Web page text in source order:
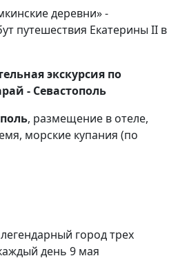
деревни» -
путешествия Екатерины II в
экскурсия по
- Севастополь
, размещение в отеле,
морские купания (по
город трех
каждый день 9 мая